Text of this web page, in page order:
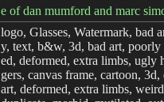
e of dan mumford and marc
logo, Glasses, Watermark, bad
y, text, b&w, 3d, bad art,
ed, deformed, extra limbs, ugly
gers, canvas frame, cartoon,
art, deformed, extra limbs,